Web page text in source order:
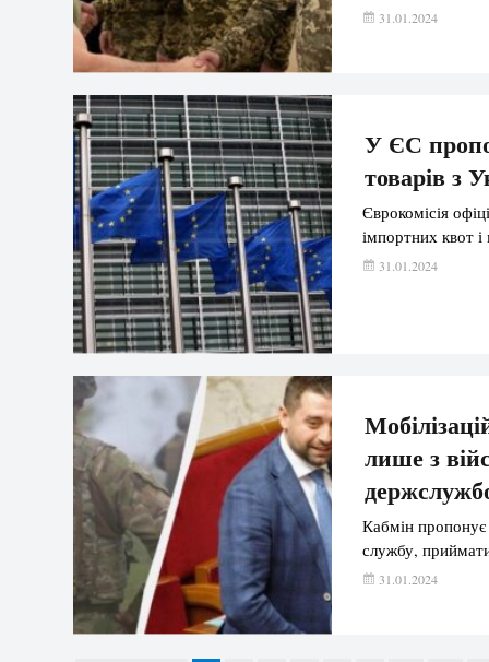
31.01.2024
У ЄС
товарів з
Єврокомісія
імпортних квот
31.01.2024
лише з
Кабмін пропонує
службу,
31.01.2024